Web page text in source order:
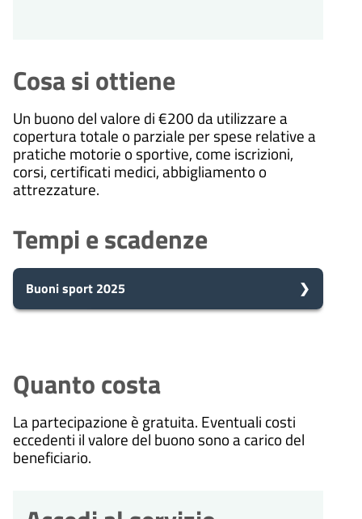
Cosa si ottiene
Un buono del valore di €200 da utilizzare a
copertura totale o parziale per spese relative a
pratiche motorie o sportive, come iscrizioni,
corsi, certificati medici, abbigliamento o
attrezzature.
Tempi e scadenze
Buoni sport 2025
procedimento e prenderà in carico
la tua domanda in 5 giorni.
10
Quanto costa
La partecipazione è gratuita. Eventuali costi
eccedenti il valore del buono sono a carico del
beneficiario.